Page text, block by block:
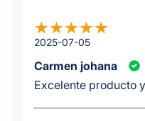
2025-07-05
Carmen johana
Excelente producto